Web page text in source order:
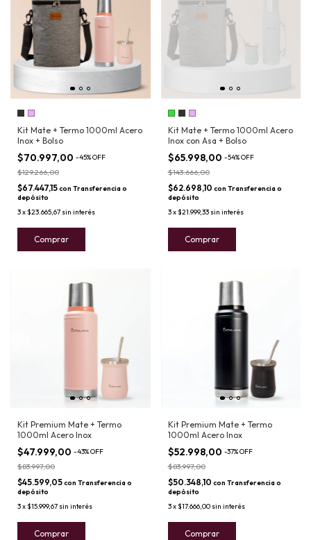
Kit Mate + Termo 1000ml Acero
Inox + Bolso
$70.997,00 -45%OFF
$129.266,00
$67.447,15con Transferencia o
depósito
3x$23.665,67 sin interés
Comprar
Kit Mate + Termo 1000ml Acero
Inox con Asa + Bolso
$65.998,00 -54%OFF
$143.666,00
$62.698,10 con Transferencia o
depósito
3x$21.999,33 sin interés
Comprar
Kit Premium Mate + Termo
1000ml Acero Inox
$47.999,00 -43%OFF
$83.997,00
$45.599,05con Transferencia o
depósito
3x$15.999,67 sin interés
Comprar
Kit Premium Mate + Termo
1000ml Acero Inox
$52.998,00 -37%OFF
$83.997,00
$50.348,10 con Transferencia o
depósito
3x$17.666,00 sin interés
Comprar